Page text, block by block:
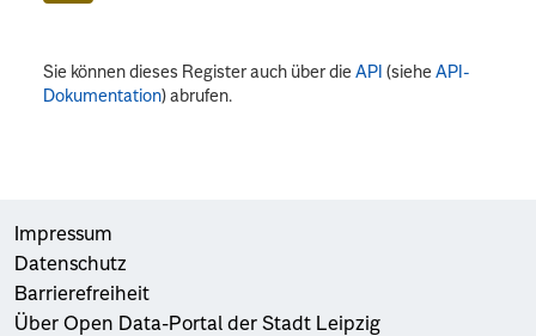
Sie können dieses Register auch über dieAPI (sieheAPI-
Dokumentation) abrufen.
Impressum
Datenschutz
Barrierefreiheit
Über Open Data-Portal der Stadt Leipzig